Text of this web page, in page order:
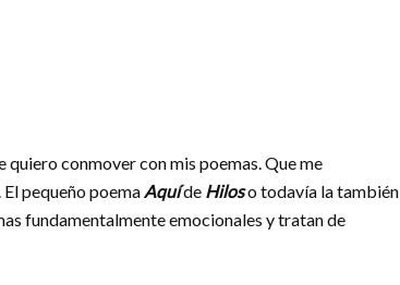
quiero conmover con mis poemas. Que me
pequeño poema Aquíde Hiloso todavía la también
fundamentalmente emocionales y tratan de